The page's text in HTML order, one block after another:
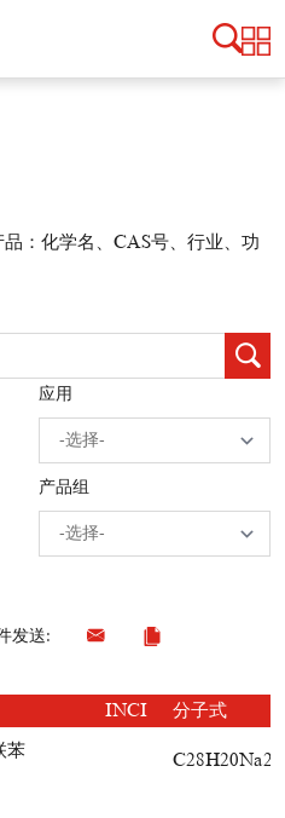
：化学名、CAS号、行业、功
应用
产品组
发送:
INCI 分子式
苯